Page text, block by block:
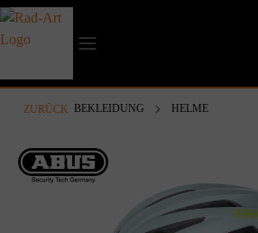
springen
ZURÜCK BEKLEIDUNG HELME